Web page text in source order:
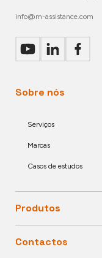
info@m-assistance.com
Sobre nós
Serviços
Marcas
Casos de estudos
Produtos
Contactos